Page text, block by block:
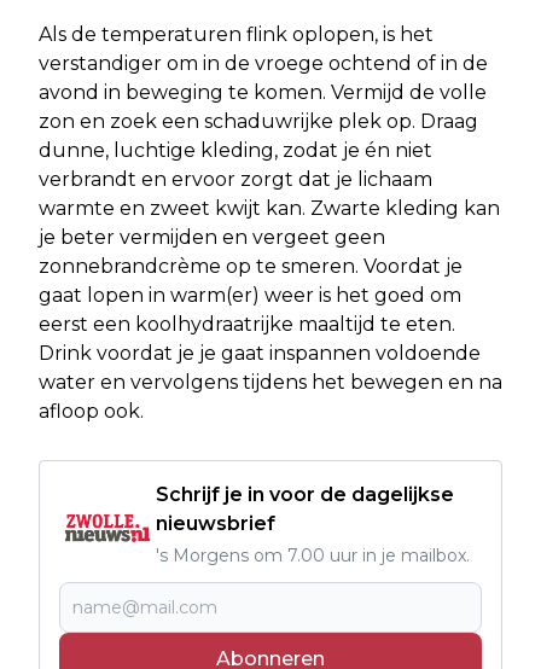
Als de temperaturen flink oplopen, is het
verstandiger om in de vroege ochtend of in de
avond in beweging te komen. Vermijd de volle
zon en zoek een schaduwrijke plek op. Draag
dunne, luchtige kleding, zodat je én niet
verbrandt en ervoor zorgt dat je lichaam
warmte en zweet kwijt kan. Zwarte kleding kan
je beter vermijden en vergeet geen
zonnebrandcrème op te smeren. Voordat je
gaat lopen in warm(er) weer is het goed om
eerst een koolhydraatrijke maaltijd te eten.
Drink voordat je je gaat inspannen voldoende
water en vervolgens tijdens het bewegen en na
afloop ook.
Schrijf je in voor de dagelijkse
nieuwsbrief
's Morgens om 7.00 uur in je mailbox.
Abonneren